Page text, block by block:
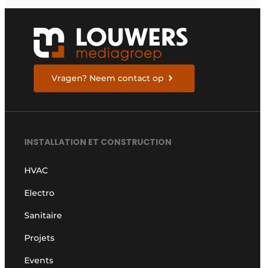
Vragen? Neem contact op
INSTALLATION ET CONSTRUCTION
HVAC
Electro
Sanitaire
Projets
Events